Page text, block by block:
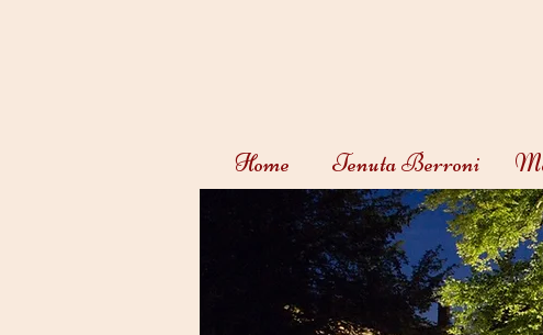
Home Tenuta Berroni